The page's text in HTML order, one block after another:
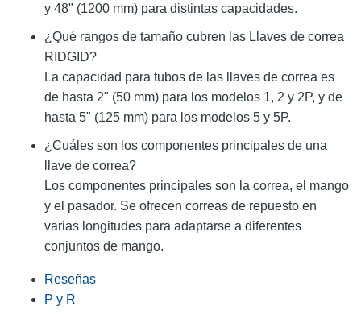
y 48" (1200 mm) para distintas capacidades.
¿Qué rangos de tamaño cubren las Llaves de correa
RIDGID?
La capacidad para tubos de las llaves de correa es
de hasta 2" (50 mm) para los modelos 1, 2 y 2P, y de
hasta 5" (125 mm) para los modelos 5 y 5P.
¿Cuáles son los componentes principales de una
llave de correa?
Los componentes principales son la correa, el mango
y el pasador. Se ofrecen correas de repuesto en
varias longitudes para adaptarse a diferentes
conjuntos de mango.
Reseñas
P y R